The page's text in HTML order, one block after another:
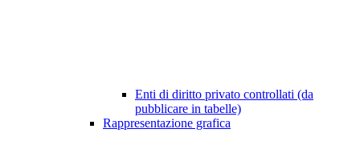
Enti di diritto privato controllati (da
pubblicare in tabelle)
Rappresentazione grafica